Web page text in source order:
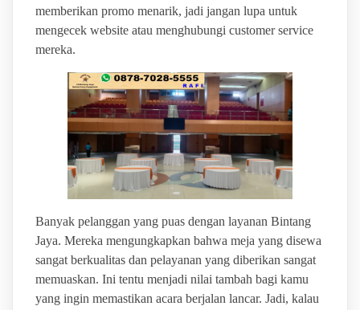
memberikan promo menarik, jadi jangan lupa untuk
mengecek website atau menghubungi customer service
mereka.
Banyak pelanggan yang puas dengan layanan Bintang
Jaya. Mereka mengungkapkan bahwa meja yang disewa
sangat berkualitas dan pelayanan yang diberikan sangat
memuaskan. Ini tentu menjadi nilai tambah bagi kamu
yang ingin memastikan acara berjalan lancar. Jadi, kalau